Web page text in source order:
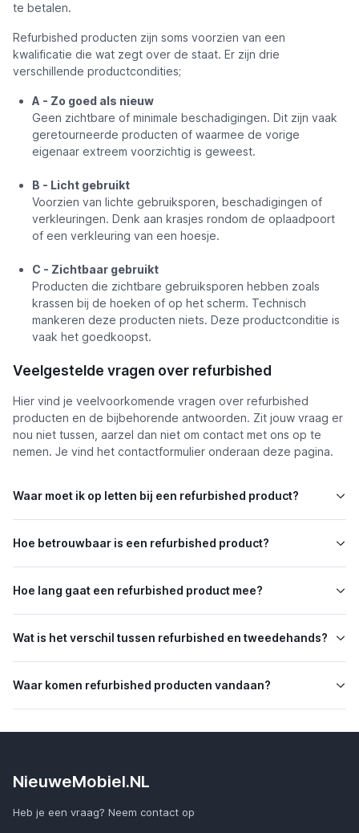
te betalen.
Refurbished producten zijn soms voorzien van een
kwalificatie die wat zegt over de staat. Er zijn drie
verschillende productcondities;
A - Zo goed als nieuw
Geen zichtbare of minimale beschadigingen. Dit zijn vaak
geretourneerde producten of waarmee de vorige
eigenaar extreem voorzichtig is geweest.
B - Licht gebruikt
Voorzien van lichte gebruiksporen, beschadigingen of
verkleuringen. Denk aan krasjes rondom de oplaadpoort
of een verkleuring van een hoesje.
C - Zichtbaar gebruikt
Producten die zichtbare gebruiksporen hebben zoals
krassen bij de hoeken of op het scherm. Technisch
mankeren deze producten niets. Deze productconditie is
vaak het goedkoopst.
Veelgestelde vragen over refurbished
Hier vind je veelvoorkomende vragen over refurbished
producten en de bijbehorende antwoorden. Zit jouw vraag er
nou niet tussen, aarzel dan niet om contact met ons op te
nemen. Je vind het contactformulier onderaan deze pagina.
Waar moet ik op letten bij een refurbished product?
Hoe betrouwbaar is een refurbished product?
Hoe lang gaat een refurbished product mee?
Wat is het verschil tussen refurbished en tweedehands?
Waar komen refurbished producten vandaan?
NieuweMobiel.NL
Heb je een vraag? Neem contact op